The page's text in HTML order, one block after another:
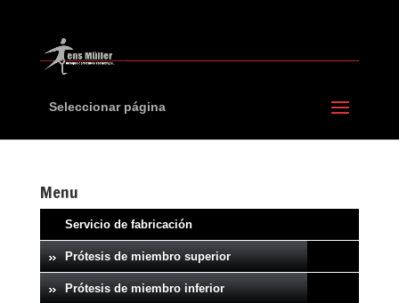
Seleccionar página
Menu
Servicio de fabricación
Prótesis de miembro superior
Prótesis de miembro inferior